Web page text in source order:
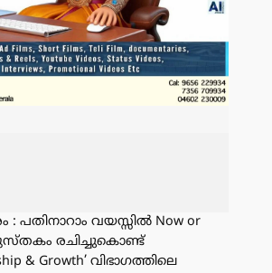
: പതിനാറാം വയസ്സിൽ Now or
രചിച്ചുകൊണ്ട്
& Growth’ വിഭാഗത്തിലെ